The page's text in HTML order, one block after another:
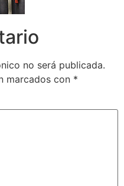
no será publicada.
marcados con *